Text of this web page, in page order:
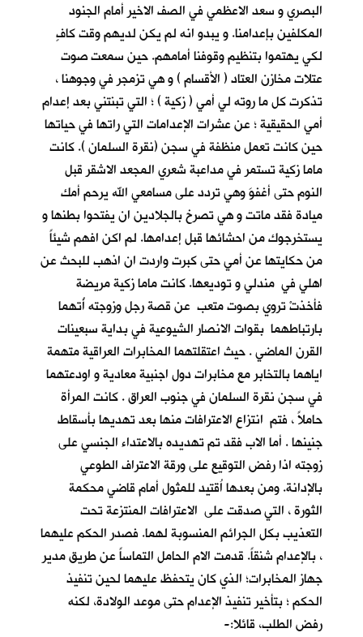
البصري و سعد الاعظمي في الصف الاخير أمام الجنود
المكلفين بإعدامنا. و يبدو انه لم يكن لديهم وقت كافٍ
لكي يهتموا بتنظيم وقوفنا أمامهم. حين سمعت صوت
عتلات مخازن العتاد ( الأقسام ) و هي تزمجر في وجوهنا ،
تذكرت كل ما روته لي أمي ( زكية ) ؛ التي تبنتني بعد إعدام
أمي الحقيقية ؛ عن عشرات الإعدامات التي راتها في حياتها
حين كانت تعمل منظفة في سجن (نقرة السلمان ). كانت
ماما زكية تستمر في مداعبة شعري المجعد الاشقر قبل
النوم حتى أغفوَ وهي تردد على مسامعي الله يرحم أمك
ميادة فقد ماتت و هي تصرخ بالجلادين ان يفتحوا بطنها و
يستخرجوك من احشائها قبل إعدامها. لم اكن افهم شيئاً
من حكايتها عن أمي حتى كبرت واردت ان اذهب للبحث عن
اهلي في مندلي و توديعها. كانت ماما زكية مريضة
فأخذتْ تروي بصوت متعب عن قصة رجل وزوجته أُتهما
بارتباطهما بقوات الانصار الشيوعية في بداية سبعينات
القرن الماضي . حيث اعتقلتهما المخابرات العراقية متهمة
اياهما بالتخابر مع مخابرات دول اجنبية معادية و اودعتهما
في سجن نقرة السلمان في جنوب العراق . كانت المرأة
حاملاً ، فتم انتزاع الاعترافات منها بعد تهديها بأسقاط
جنينها . أما الاب فقد تم تهديده بالاعتداء الجنسي على
زوجته اذا رفض التوقيع على ورقة الاعتراف الطوعي
بالإدانة. ومن بعدها اُقتيد للمثول أمام قاضي محكمة
الثورة ، التي صدقت على الاعترافات المنتزعة تحت
التعذيب بكل الجرائم المنسوبة لهما. فصدر الحكم عليهما
، بالإعدام شنقاً. قدمت الام الحامل التماساً عن طريق مدير
جهاز المخابرات؛ الذي كان يتحفظ عليهما لحين تنفيذ
الحكم ؛ بتأخير تنفيذ الإعدام حتى موعد الولادة، لكنه
رفض الطلب، قائلا:-